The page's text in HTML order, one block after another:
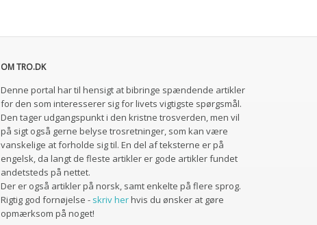
OM TRO.DK
Denne portal har til hensigt at bibringe spændende artikler
for den som interesserer sig for livets vigtigste spørgsmål.
Den tager udgangspunkt i den kristne trosverden, men vil
på sigt også gerne belyse trosretninger, som kan være
vanskelige at forholde sig til. En del af teksterne er på
engelsk, da langt de fleste artikler er gode artikler fundet
andetsteds på nettet.
Der er også artikler på norsk, samt enkelte på flere sprog.
Rigtig god fornøjelse - skriv herhvis du ønsker at gøre
opmærksom på noget!